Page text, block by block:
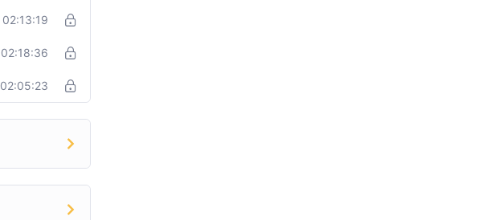
02:13:19
02:18:36
02:05:23